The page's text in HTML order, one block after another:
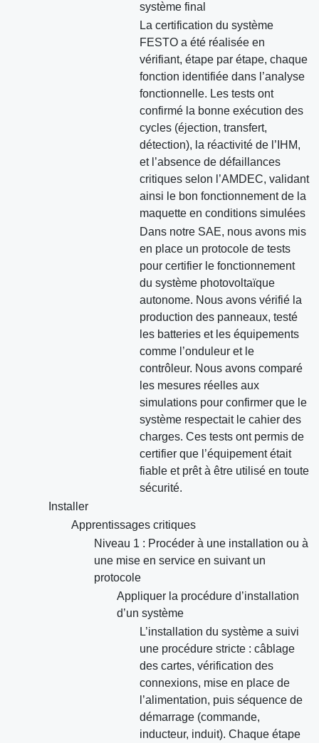
système final
La certification du système
FESTO a été réalisée en
vérifiant, étape par étape, chaque
fonction identifiée dans l’analyse
fonctionnelle. Les tests ont
confirmé la bonne exécution des
cycles (éjection, transfert,
détection), la réactivité de l’IHM,
et l’absence de défaillances
critiques selon l’AMDEC, validant
ainsi le bon fonctionnement de la
maquette en conditions simulées
Dans notre SAE, nous avons mis
en place un protocole de tests
pour certifier le fonctionnement
du système photovoltaïque
autonome. Nous avons vérifié la
production des panneaux, testé
les batteries et les équipements
comme l’onduleur et le
contrôleur. Nous avons comparé
les mesures réelles aux
simulations pour confirmer que le
système respectait le cahier des
charges. Ces tests ont permis de
certifier que l’équipement était
fiable et prêt à être utilisé en toute
sécurité.
Installer
Apprentissages critiques
Niveau 1 : Procéder à une installation ou à
une mise en service en suivant un
protocole
Appliquer la procédure d’installation
d’un système
L’installation du système a suivi
une procédure stricte : câblage
des cartes, vérification des
connexions, mise en place de
l’alimentation, puis séquence de
démarrage (commande,
inducteur, induit). Chaque étape